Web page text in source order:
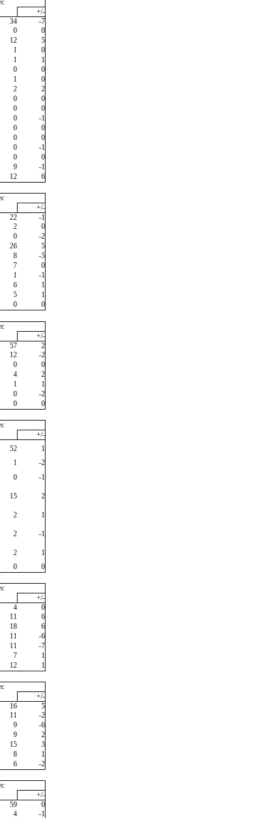
+/-
34
-7
0
0
12
5
1
0
1
1
0
0
1
0
2
2
0
0
0
0
0
-1
0
0
0
0
0
-1
0
0
9
-1
12
6
+/-
22
-1
2
0
0
-2
26
5
8
-5
7
0
1
-1
6
1
5
1
0
0
+/-
57
2
12
-2
0
0
4
2
1
1
0
-2
0
0
+/-
52
1
1
-2
0
-1
15
2
2
1
2
-1
2
1
0
0
+/-
4
0
11
6
18
6
11
-6
11
-7
7
1
12
1
+/-
16
5
11
-2
9
-6
9
2
15
3
8
1
6
-2
+/-
59
0
4 -1